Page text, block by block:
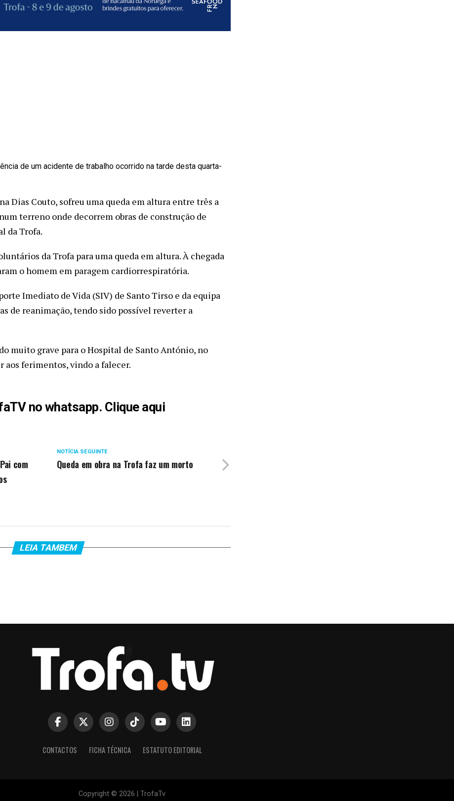
de um acidente de trabalho ocorrido na tarde desta quarta-
Dias Couto, sofreu uma queda em altura entre três a
terreno onde decorrem obras de construção de
da Trofa.
da Trofa para uma queda em altura. À chegada
o homem em paragem cardiorrespiratória.
Imediato de Vida (SIV) de Santo Tirso e da equipa
de reanimação, tendo sido possível reverter a
muito grave para o Hospital de Santo António, no
aos ferimentos, vindo a falecer.
no whatsapp. Clique aqui
NOTÍCIA SEGUINTE
Queda em obra na Trofa faz um morto
com
LEIA TAMBEM
CONTACTOS FICHA TÉCNICA ESTATUTO EDITORIAL
Copyright © 2026 | TrofaTv